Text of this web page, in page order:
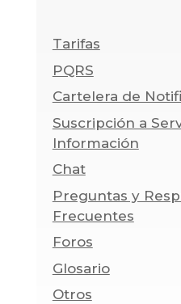
Tarifas
PQRS
Cartelera de
Suscripción a
Información
Chat
Preguntas y
Frecuentes
Foros
Glosario
Otros